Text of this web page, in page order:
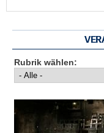
Rubrik wählen: